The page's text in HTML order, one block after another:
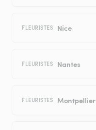
FLEURISTES Nice
FLEURISTES Nantes
FLEURISTES Montpellier